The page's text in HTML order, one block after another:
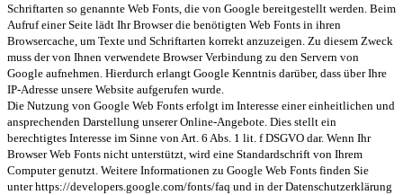
Schriftarten so genannte Web Fonts, die von Google bereitgestellt werden. Beim
Aufruf einer Seite lädt Ihr Browser die benötigten Web Fonts in ihren
Browsercache, um Texte und Schriftarten korrekt anzuzeigen. Zu diesem Zweck
muss der von Ihnen verwendete Browser Verbindung zu den Servern von
Google aufnehmen. Hierdurch erlangt Google Kenntnis darüber, dass über Ihre
IP-Adresse unsere Website aufgerufen wurde.
Die Nutzung von Google Web Fonts erfolgt im Interesse einer einheitlichen und
ansprechenden Darstellung unserer Online-Angebote. Dies stellt ein
berechtigtes Interesse im Sinne von Art. 6 Abs. 1 lit. f DSGVO dar. Wenn Ihr
Browser Web Fonts nicht unterstützt, wird eine Standardschrift von Ihrem
Computer genutzt. Weitere Informationen zu Google Web Fonts finden Sie
unter https://developers.google.com/fonts/faq und in der Datenschutzerklärung